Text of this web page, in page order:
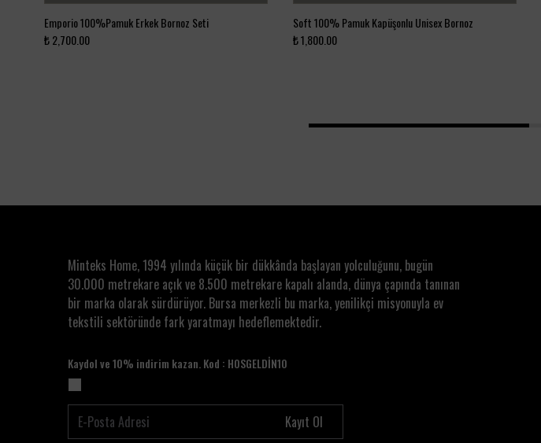
Emporio 100%Pamuk Erkek Bornoz Seti
₺ 2,700.00
Soft 100% Pamuk Kapüşonlu Unisex Bornoz
₺ 1,800.00
1
Minteks Home, 1994 yılında küçük bir dükkânda başlayan yolculuğunu, bugün
30.000 metrekare açık ve 8.500 metrekare kapalı alanda, dünya çapında tanınan
bir marka olarak sürdürüyor. Bursa merkezli bu marka, yenilikçi misyonuyla ev
tekstili sektöründe fark yaratmayı hedeflemektedir.
Kaydol ve 10% indirim kazan. Kod : HOSGELDİN10
Kayıt Ol